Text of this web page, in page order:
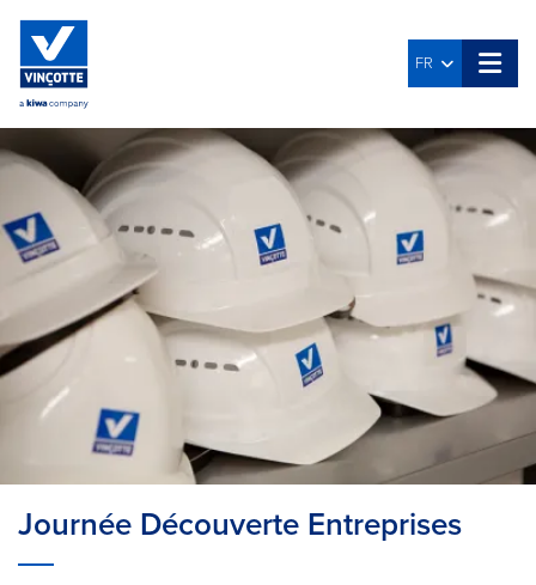
FR
Journée Découverte Entreprises